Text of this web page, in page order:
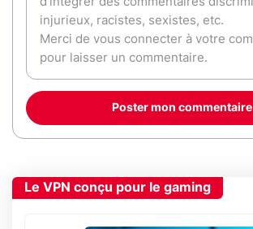
Poster mon commentaire
Le VPN conçu pour le gaming